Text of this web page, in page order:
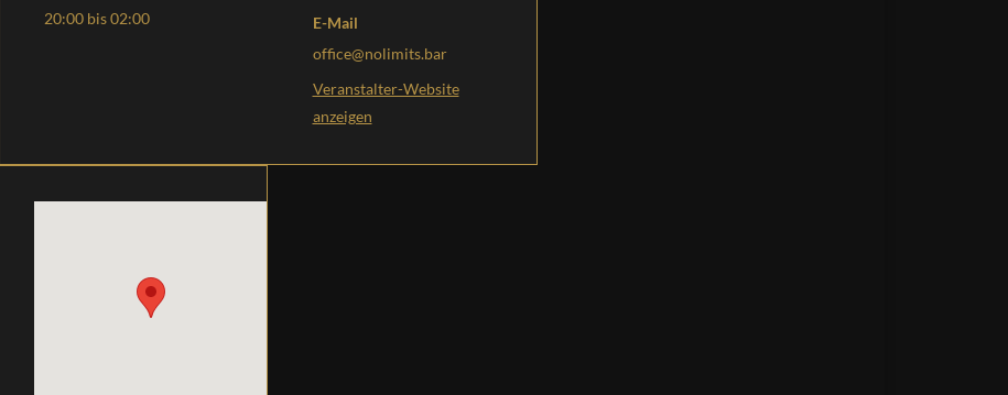
20:00 bis 02:00
E-Mail
office@nolimits.bar
Veranstalter-Website
anzeigen